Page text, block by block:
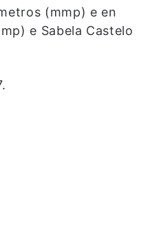
(mmp) e en
e Sabela Castelo